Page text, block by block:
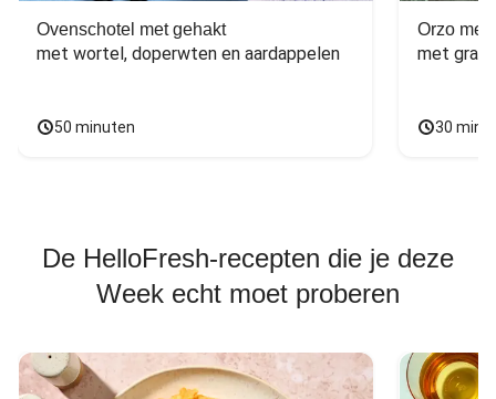
Ovenschotel met gehakt
met wortel, doperwten en aardappelen
50 minuten
Orzo met
met
30
De HelloFresh-recepten die je deze
Week echt moet proberen